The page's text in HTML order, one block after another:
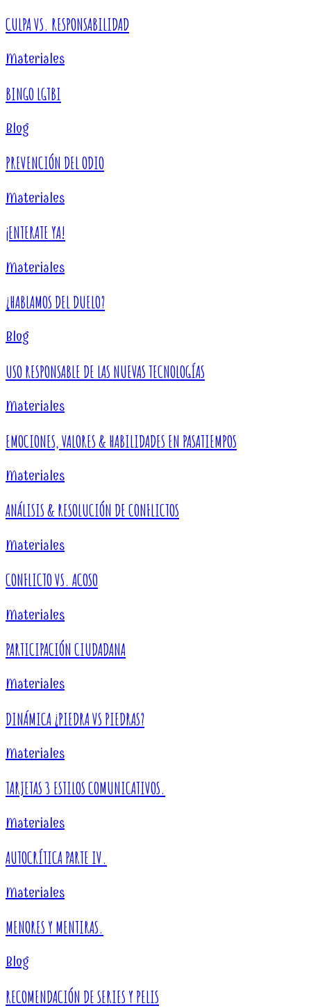
CULPA VS. RESPONSABILIDAD
Materiales
BINGO LGTBI
Blog
PREVENCIÓN DEL ODIO
Materiales
¡ENTERATE YA!
Materiales
¿HABLAMOS DEL DUELO?
Blog
USO RESPONSABLE DE LAS NUEVAS TECNOLOGÍAS
Materiales
EMOCIONES, VALORES & HABILIDADES EN PASATIEMPOS
Materiales
ANÁLISIS & RESOLUCIÓN DE CONFLICTOS
Materiales
CONFLICTO VS. ACOSO
Materiales
PARTICIPACIÓN CIUDADANA
Materiales
DINÁMICA ¿PIEDRA VS PIEDRAS?
Materiales
TARJETAS 3 ESTILOS COMUNICATIVOS.
Materiales
AUTOCRÍTICA PARTE IV.
Materiales
MENORES Y MENTIRAS.
Blog
RECOMENDACIÓN DE SERIES Y PELIS